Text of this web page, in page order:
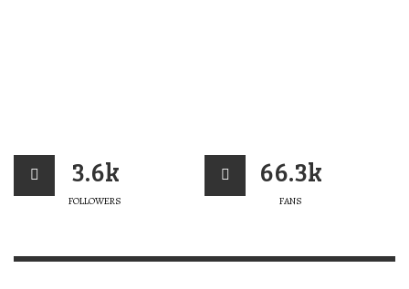
3.6k
FOLLOWERS
66.3k
FANS